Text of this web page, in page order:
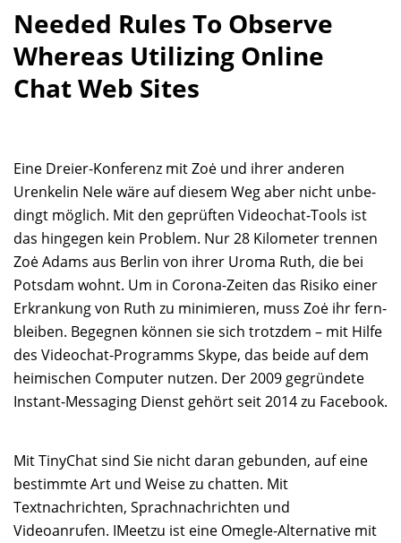
Needed Rules To Observe
Whereas Utilizing Online
Chat Web Sites
Eine Dreier-Konferenz mit Zoė und ihrer anderen
Urenkelin Nele wäre auf diesem Weg aber nicht unbe­
dingt möglich. Mit den geprüften Video­chat-Tools ist
das hingegen kein Problem. Nur 28 Kilo­meter trennen
Zoė Adams aus Berlin von ihrer Uroma Ruth, die bei
Potsdam wohnt. Um in Corona-Zeiten das Risiko einer
Erkrankung von Ruth zu minimieren, muss Zoė ihr fern­
bleiben. Begegnen können sie sich trotzdem – mit Hilfe
des Video­chat-Programms Skype, das beide auf dem
heimischen Computer nutzen. Der 2009 gegründete
Instant-Messaging Dienst gehört seit 2014 zu Facebook.
Mit TinyChat sind Sie nicht daran gebunden, auf eine
bestimmte Art und Weise zu chatten. Mit
Textnachrichten, Sprachnachrichten und
Videoanrufen. IMeetzu ist eine Omegle-Alternative mit